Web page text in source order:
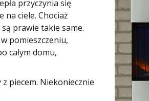
przyczynia się
na ciele. Chociaż
prawie takie same.
pomieszczeniu,
całym domu,
piecem. Niekoniecznie